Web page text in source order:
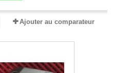
Ajouter au comparateur